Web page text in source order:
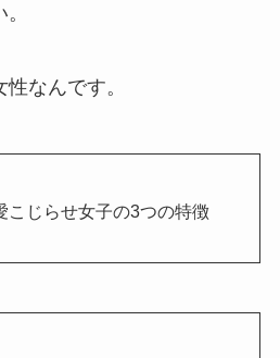
なんです。
こじらせ女子の3つの特徴